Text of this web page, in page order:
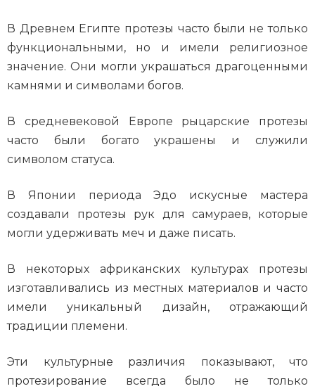
В Древнем Египте протезы часто были не только
функциональными, но и имели религиозное
значение. Они могли украшаться драгоценными
камнями и символами богов.
В средневековой Европе рыцарские протезы
часто были богато украшены и служили
символом статуса.
В Японии периода Эдо искусные мастера
создавали протезы рук для самураев, которые
могли удерживать меч и даже писать.
В некоторых африканских культурах протезы
изготавливались из местных материалов и часто
имели уникальный дизайн, отражающий
традиции племени.
Эти культурные различия показывают, что
протезирование всегда было не только